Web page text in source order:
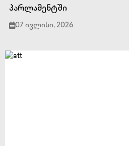
პარლამენტში
07 ივლისი, 2026